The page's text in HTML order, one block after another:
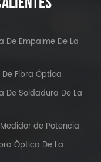
De Empalme De La
Fibra Óptica
De Soldadura De La
de Potencia
Óptica De La